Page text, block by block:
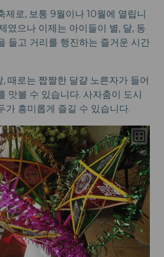
제로, 보통 9월이나 10월에 열립니
였으나 이제는 아이들이 별, 달, 동
들고 거리를 행진하는 즐거운 시간
때로는 짭짤한 달걀 노른자가 들어
맛볼 수 있습니다. 사자춤이 도시
가 흥미롭게 즐길 수 있습니다.